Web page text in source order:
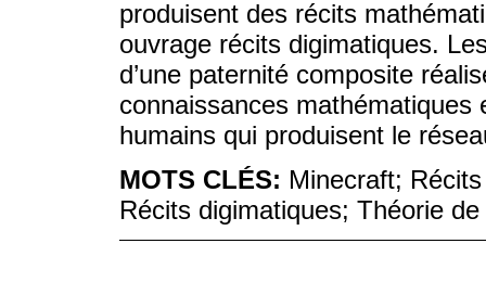
produisent des récits
ouvrage récits digimatiques.
d’une paternité composite
connaissances mathématiques
humains qui produisent le
MOTS CLÉS: Minecraft;
Récits digimatiques; Théorie de